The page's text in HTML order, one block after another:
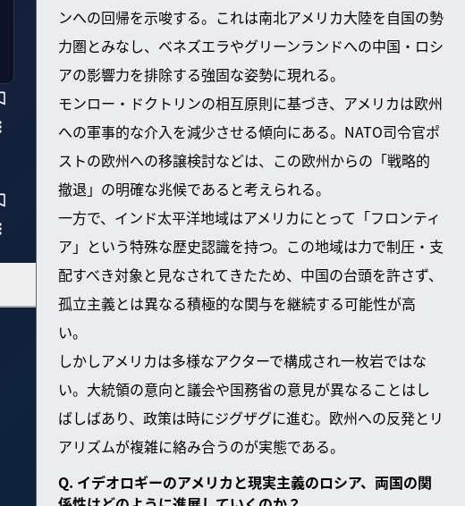
ンへの回帰を示唆する。これは南北アメリカ大陸を自国の勢
力圏とみなし、ベネズエラやグリーンランドへの中国・ロシ
アの影響力を排除する強固な姿勢に現れる。
モンロー・ドクトリンの相互原則に基づき、アメリカは欧州
への軍事的な介入を減少させる傾向にある。NATO司令官ポ
ストの欧州への移譲検討などは、この欧州からの「戦略的
撤退」の明確な兆候であると考えられる。
一方で、インド太平洋地域はアメリカにとって「フロンティ
ア」という特殊な歴史認識を持つ。この地域は力で制圧・支
配すべき対象と見なされてきたため、中国の台頭を許さず、
孤立主義とは異なる積極的な関与を継続する可能性が高
い。
しかしアメリカは多様なアクターで構成され一枚岩ではな
い。大統領の意向と議会や国務省の意見が異なることはし
ばしばあり、政策は時にジグザグに進む。欧州への反発とリ
アリズムが複雑に絡み合うのが実態である。
Q. イデオロギーのアメリカと現実主義のロシア、両国の関